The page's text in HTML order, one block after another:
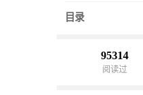
闻多，她每天揭
求者吵架，争着
美强惨绝美小
王爷！【追妻火
目录
95314
阅读过